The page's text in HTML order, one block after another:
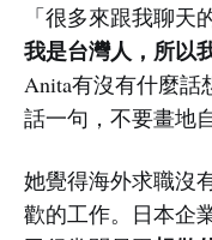
「很多來跟我聊天
我是台灣人，所以
Anita有沒有什麼話
話一句，不要畫地自
她覺得海外求職沒
歡的工作。日本企